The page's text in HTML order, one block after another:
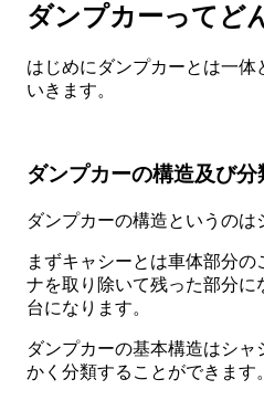
ダンプカーってど
はじめにダンプカーとは一
いきます。
ダンプカーの構造及び
ダンプカーの構造というのは
まずキャシーとは車体部分
ナを取り除いて残った部分
台になります。
ダンプカーの基本構造はシ
かく分類することができます。